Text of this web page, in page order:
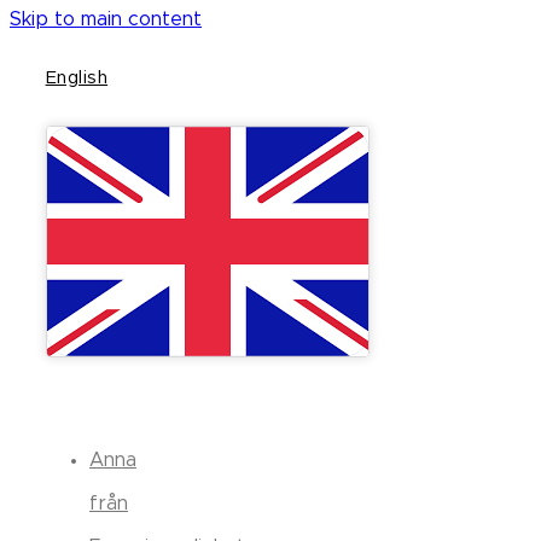
Skip to main content
English
Anna
från